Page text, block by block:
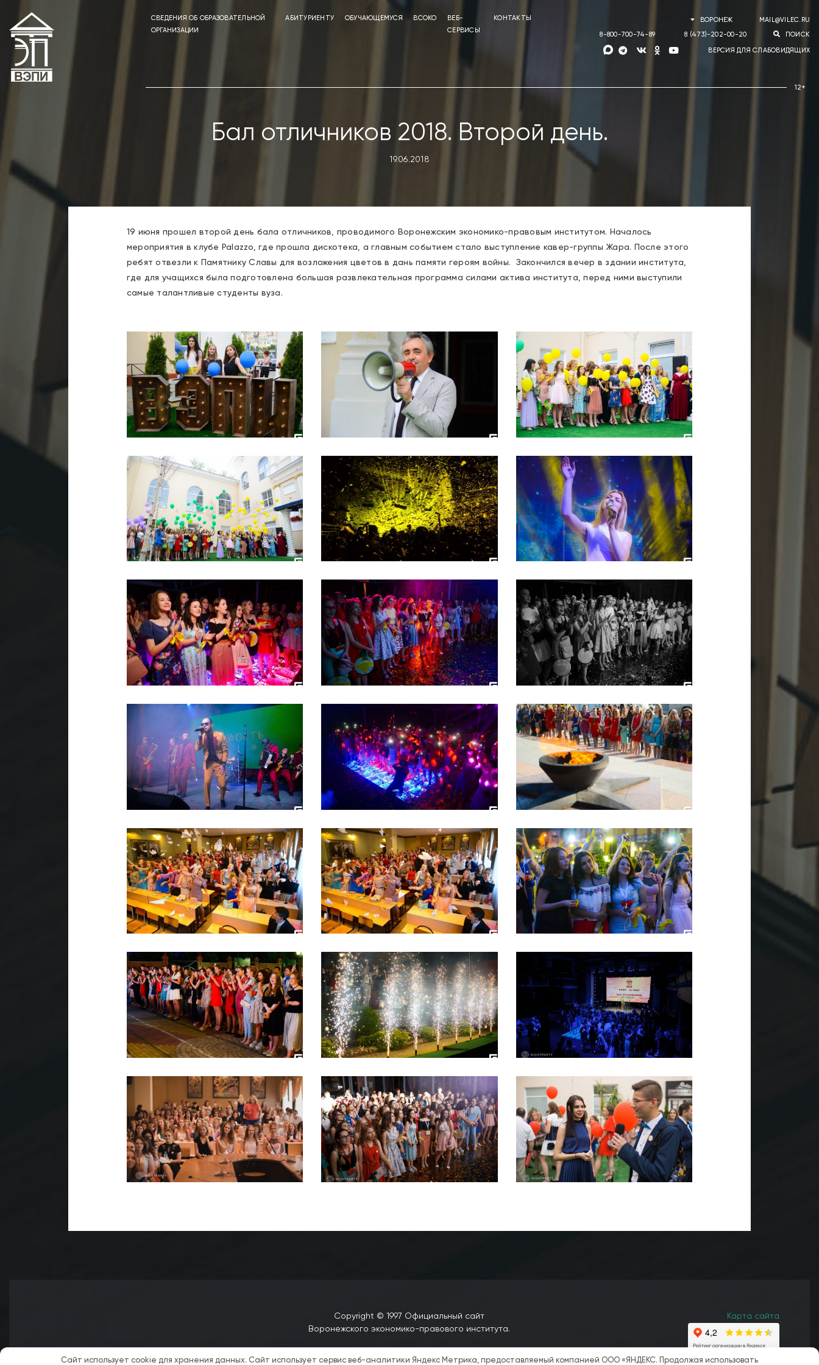
СВЕДЕНИЯ ОБ ОБРАЗОВАТЕЛЬНОЙ
ОРГАНИЗАЦИИ
АБИТУРИЕНТУ ОБУЧАЮЩЕМУСЯ ВСОКО
ВЕБ-
СЕРВИСЫ
КОНТАКТЫ ВОРОНЕЖ MAIL@VILEC.RU
8-800-700-74-89 8 (473)-202-00-20 ПОИСК
ВЕРСИЯ ДЛЯ СЛАБОВИДЯЩИХ
Бал отличников 2018. Второй день.
19.06.2018
19 июня прошел второй день бала отличников, проводимого Воронежским экономико-правовым институтом. Началось
мероприятия в клубе Palazzo, где прошла дискотека, а главным событием стало выступление кавер-группы Жара. После этого
ребят отвезли к Памятнику Славы для возложения цветов в дань памяти героям войны. Закончился вечер в здании института,
где для учащихся была подготовлена большая развлекательная программа силами актива института, перед ними выступили
самые талантливые студенты вуза.
Copyright © 1997 Официальный сайт
Воронежского экономико-правового института.
Карта сайта
Сайт использует cookie для хранения данных. Сайт использует сервис веб-аналитики Яндекс Метрика, предоставляемый компанией ООО «ЯНДЕКС. Продолжая использовать